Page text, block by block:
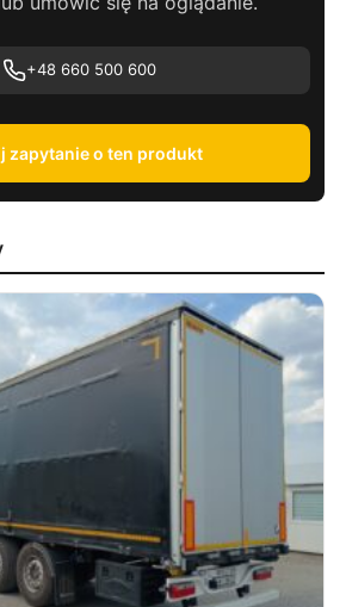
+48 660 500 600
zapytanie o ten produkt